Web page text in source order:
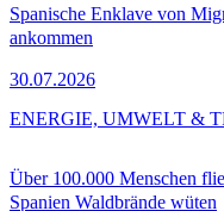
Spanische Enklave von
ankommen
30.07.2026
Über 100.000 Menschen
Spanien Waldbrände wüten
ENERGIE, UMWELT &